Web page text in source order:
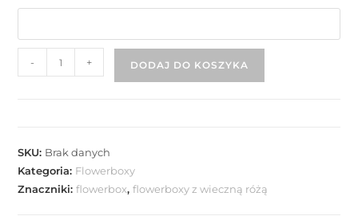
- + DODAJ DO KOSZYKA
SKU: Brak danych
Kategoria: Flowerboxy
Znaczniki:flowerbox,flowerboxy z wieczną różą